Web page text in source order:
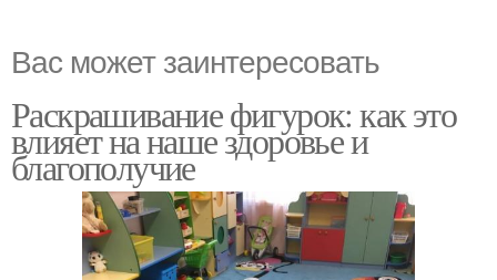
Вас может заинтересовать
Раскрашивание фигурок: как это
влияет на наше здоровье и
благополучие